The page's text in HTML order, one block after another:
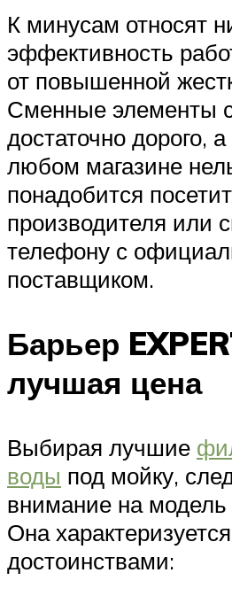
К минусам относят
эффективность
от повышенной
Сменные элементы
достаточно дорого,
любом магазине
понадобится
производителя или
телефону с
поставщиком.
Барьер
лучшая цена
Выбирая лучшие
воды под мойку,
внимание на модель
Она
достоинствами: